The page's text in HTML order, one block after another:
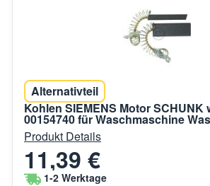
Alternativteil
Kohlen SIEMENS Motor SCHUNK
00154740 für Waschmaschine
Produkt Details
11,39 €
1-2 Werktage